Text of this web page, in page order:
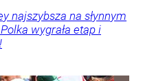
najszybsza na słynnym
wygrała etap i